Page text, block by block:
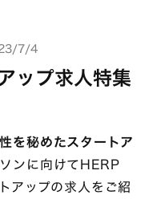
7/4
ップ求人特集
を秘めたスタートア
ンに向けてHERP
アップの求人をご紹